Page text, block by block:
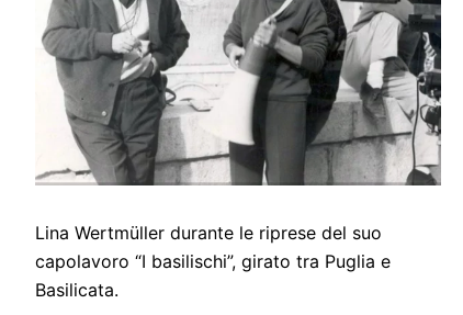
Lina Wertmüller durante le riprese del suo
capolavoro “I basilischi”, girato tra Puglia e
Basilicata.